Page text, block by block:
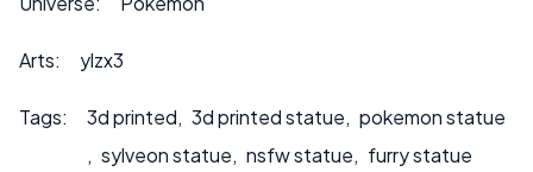
Arts: ylzx3
Tags: 3d printed, 3d printed statue, pokemon statue
, sylveon statue, nsfw statue, furry statue